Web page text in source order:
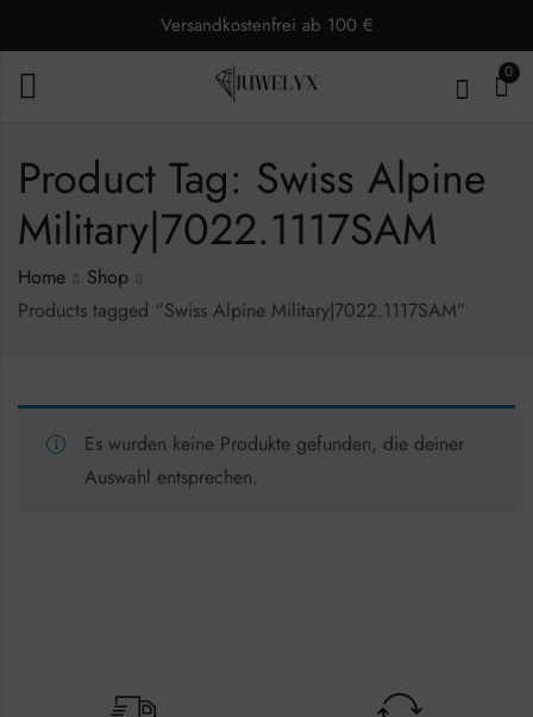
Versandkostenfrei ab 100 €
0
Product Tag: Swiss Alpine
Military|7022.1117SAM
Home
Shop
Products tagged “Swiss Alpine Military|7022.1117SAM”
Es wurden keine Produkte gefunden, die deiner
Auswahl entsprechen.